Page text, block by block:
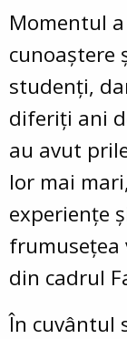
Momentul
cunoaștere
studenți,
diferiți ani
au avut
lor mai mari
experiențe
frumusețea
din cadrul
În cuvântul